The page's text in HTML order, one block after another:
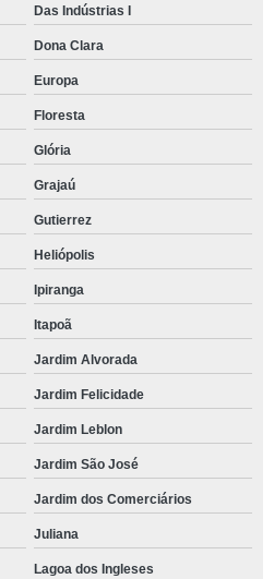
Das Indústrias I
Dona Clara
Europa
Floresta
Glória
Grajaú
Gutierrez
Heliópolis
Ipiranga
Itapoã
Jardim Alvorada
Jardim Felicidade
Jardim Leblon
Jardim São José
Jardim dos Comerciários
Juliana
Lagoa dos Ingleses